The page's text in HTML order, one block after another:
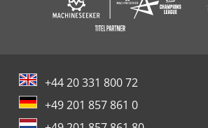
+44 20 331 800 72
+49 201 857 861 0